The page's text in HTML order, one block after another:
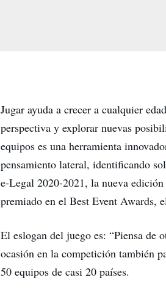
Jugar ayuda a crecer a cualquier
perspectiva y explorar nuevas
equipos es una herramienta
pensamiento lateral, identificando
e-Legal 2020-2021, la nueva
premiado en el Best Event Awards,
El eslogan del juego es: “Piensa de
ocasión en la competición también
50 equipos de casi 20 países.